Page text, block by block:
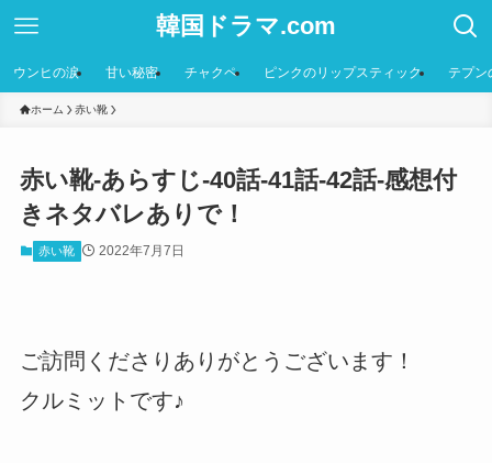
韓国ドラマ.com
ウンヒの涙 甘い秘密 チャクペ ピンクのリップスティック テプン
ホーム 赤い靴
赤い靴-あらすじ-40話-41話-42話-感想付
きネタバレありで！
赤い靴 2022年7月7日
ご訪問くださりありがとうございます！
クルミットです♪